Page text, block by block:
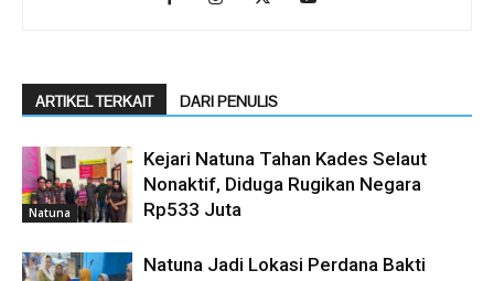
ARTIKEL TERKAIT DARI PENULIS
Natuna
Kejari Natuna Tahan Kades Selaut
Nonaktif, Diduga Rugikan Negara
Rp533 Juta
Natuna Jadi Lokasi Perdana Bakti